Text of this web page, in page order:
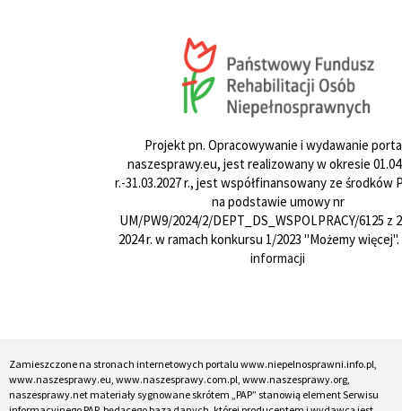
Projekt pn. Opracowywanie i wydawanie
naszesprawy.eu, jest realizowany w okresie
r.-31.03.2027 r., jest współfinansowany ze środków
na podstawie umowy nr
UM/PW9/2024/2/DEPT_DS_WSPOLPRACY/6125 z
2024 r. w ramach konkursu 1/2023 "Możemy więcej".
informacji
Zamieszczone na stronach internetowych portalu www.niepelnosprawni.info.pl,
www.naszesprawy.eu, www.naszesprawy.com.pl, www.naszesprawy.org,
naszesprawy.net materiały sygnowane skrótem „PAP” stanowią element Serwisu